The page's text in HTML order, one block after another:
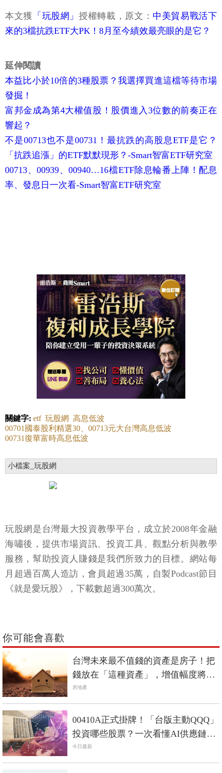
本文獲 「玩股網」授權轉載，原文： 中美貿易戰活下
來的3檔抗跌ETF大PK！8月至今績效最亮眼的是它？
延伸閱讀
本益比小於10倍的3種股票？我選擇買進這檔等待市場
發掘！
富邦金成為第4大權值股！股價進入3位數的前奏正在
響起？
不是00713也不是00731！最抗跌的高股息ETF是它？
「抗跌追漲」的ETF默默現形？-Smart智富ETF研究室
00713、00939、00940…16檔ETF除息輪番上陣！配息
率、發息日一次看-Smart智富ETF研究室
關鍵字: etf 玩股網 高息低波
00701國泰股利精選30、00713元大台灣高息低波
00731復華富時高息低波
小檔案_玩股網
玩股網是台灣最大投資教學平台，成立於2008年金融
海嘯後，提供市場資訊、投資工具、觀點分析與教學
服務，幫助投資人賺錢是我們所致力的目標。網站每
月超過百萬人造訪，會員超過35萬，自製Podcast節目
《就是愛玩股》，下載數超過300萬次。
你可能會喜歡
台灣未來最不值錢的資產是房子！把
錢放在「這種資產」，增值幅度將是
房子的1.5倍
房地產
00410A正式掛牌！「台版主動QQQ」
投資哪些股票？一次看懂AI供應鏈布
局
今日最新